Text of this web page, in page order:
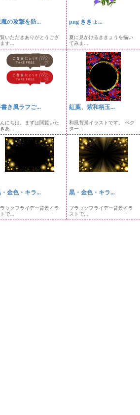
の攻撃を防...
覧いただきありがとうござ
す...
png ききょ...
夏に見かけるききょうを描い
てみま...
き風ラフご...
んにちは。まずは閲覧いた
あ...
紅葉、紫和柄玉...
和風背景イラストです。 ベク
ター...
金色・キラ...
ックフライデー背景イラ
で...
黒・金色・キラ...
ブラックフライデー背景イラ
ストで...